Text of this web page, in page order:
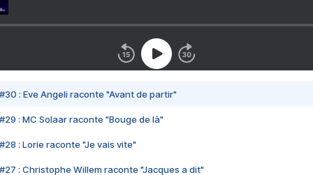
#30 : Eve Angeli raconte "Avant de partir"
#29 : MC Solaar raconte "Bouge de là"
#28 : Lorie raconte "Je vais vite"
#27 : Christophe Willem raconte "Jacques a dit"